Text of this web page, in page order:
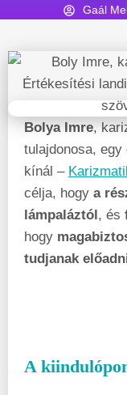
Gaál
Bolya Imre,
tulajdonosa, egy
kínál –
célja, hogy a
lámpaláztól, és
hogy
tudjanak
A